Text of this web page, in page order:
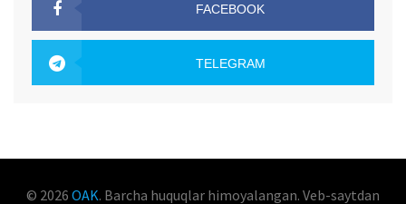
FACEBOOK
TELEGRAM
© 2026 OAK. Barcha huquqlar himoyalangan. Veb-saytdan